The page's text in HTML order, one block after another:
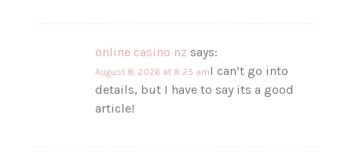
online casino nz says:
August 8, 2026 at 8:25 amI can’t go into
details, but I have to say its a good
article!